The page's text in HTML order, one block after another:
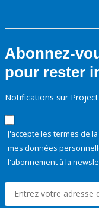
Abonnez-
pour rester
Notifications sur
J'accepte les termes de la
mes données
l'abonnement à la